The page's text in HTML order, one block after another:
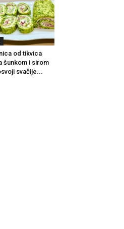
od tikvica
šunkom i sirom
svačije...